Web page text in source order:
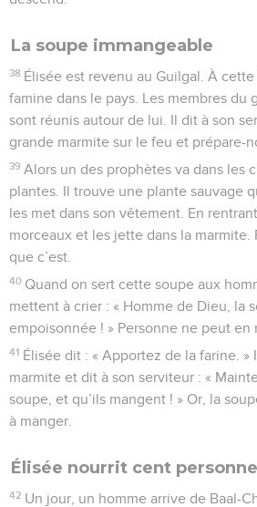
La soupe immangeable
38 Élisée est revenu au Guilgal. À
famine dans le pays. Les membres du
sont réunis autour de lui. Il dit à son
grande marmite sur le feu et prépare-
39 Alors un des prophètes va dans les
plantes. Il trouve une plante sauvage
les met dans son vêtement. En
morceaux et les jette dans la marmite.
que c’est.
40 Quand on sert cette soupe aux
mettent à crier : « Homme de Dieu, la
empoisonnée ! » Personne ne peut en
41 Élisée dit : « Apportez de la farine. »
marmite et dit à son serviteur : «
soupe, et qu’ils mangent ! » Or, la
à manger.
Élisée nourrit cent
42 Un jour, un homme arrive de Baal-